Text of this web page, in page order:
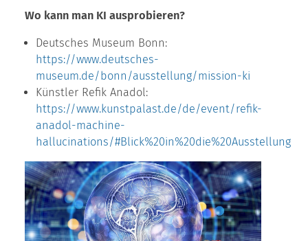
Wo kann man KI ausprobieren?
Deutsches Museum Bonn:
https://www.deutsches-
museum.de/bonn/ausstellung/mission-ki
Künstler Refik Anadol:
https://www.kunstpalast.de/de/event/refik-
anadol-machine-
hallucinations/#Blick%20in%20die%20Ausstellung